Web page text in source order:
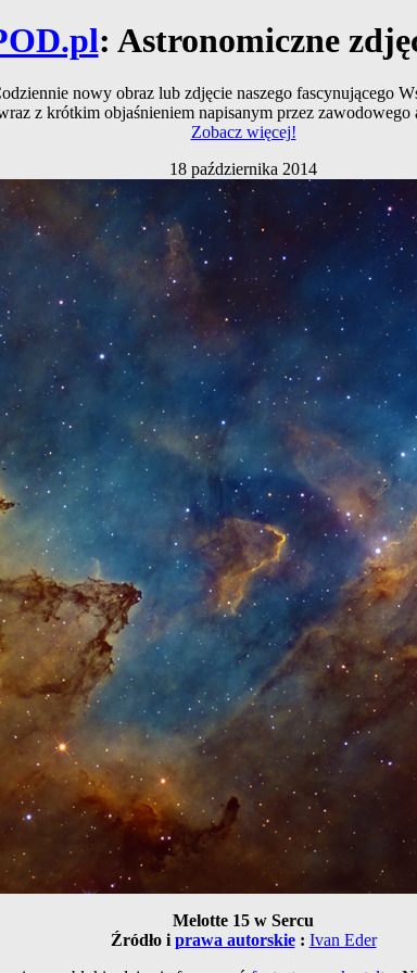
: Astronomiczne
nowy obraz lub zdjęcie naszego fascynującego
z krótkim objaśnieniem napisanym przez zawodowego
Zobacz więcej!
18 października 2014
Melotte 15 w Sercu
Źródło i prawa autorskie: Ivan Eder